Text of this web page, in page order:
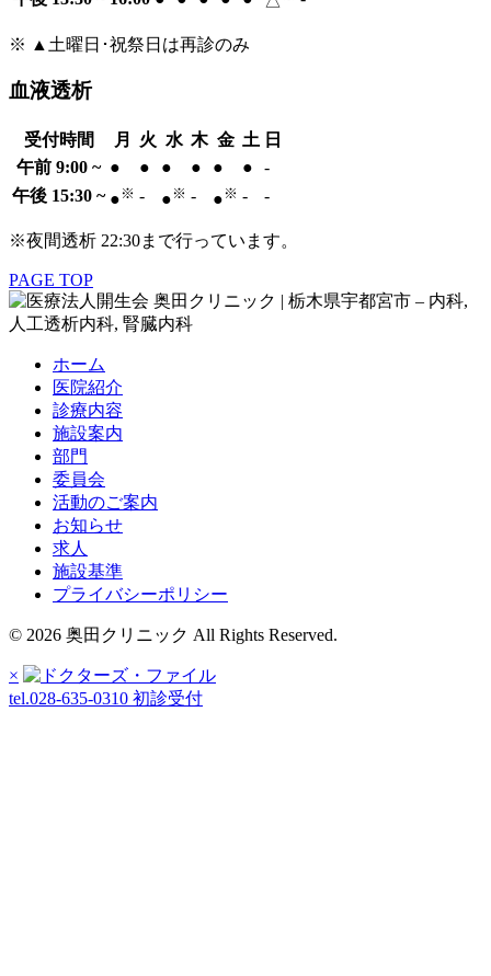
※ ▲土曜日･祝祭日は再診のみ
血液透析
受付時間 月 火 水 木 金 土 日
午前 9:00 ~ ● ● ● ● ● ●
-
午後 15:30 ~ ● ※ - ● ※ - ● ※ - -
※夜間透析 22:30まで行っています。
PAGE TOP
ホーム
医院紹介
診療内容
施設案内
部門
委員会
活動のご案内
お知らせ
求人
施設基準
プライバシーポリシー
© 2026 奥田クリニック All Rights Reserved.
×
tel.028-635-0310 初診受付